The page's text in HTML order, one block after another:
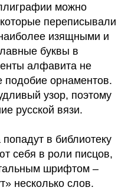
можно
переписывали
изящными и
буквы в
алфавита не
подобие орнаментов.
узор, поэтому
русской вязи.
в библиотеку
себя в роли писцов,
шрифтом –
несколько слов.